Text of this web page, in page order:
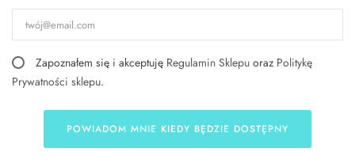
Zapoznałem się i akceptuję Regulamin Sklepu oraz Politykę
Prywatności sklepu.
POWIADOM MNIE KIEDY BĘDZIE DOSTĘPNY